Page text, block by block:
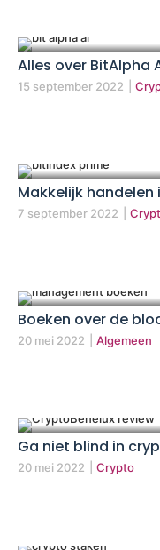
Alles over BitAlpha
15 september 2022
Makkelijk
7 september 2022
Boeken over de
20 mei 2022 Algemeen
Ga niet blind in
20 mei 2022 Crypto